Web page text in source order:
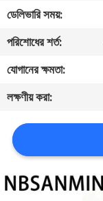
যোগাযোগ
করুন
খবর
উদ্ধৃতির
জন্য
আবেদন
ডেলিভারি সময়:
পরিশোধের শর্ত:
যোগানের ক্ষমতা:
লক্ষণীয় করা: